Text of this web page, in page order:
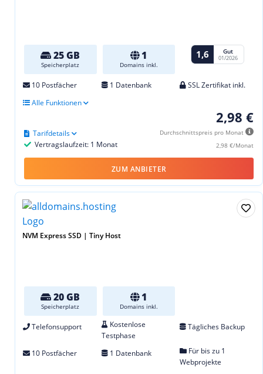
25 GB
Speicherplatz
1
Domains inkl.
1,6 Gut
01/2026
10 Postfächer 1 Datenbank
SSL Zertifikat inkl.
Alle Funktionen
2,98 €
Durchschnittspreis pro Monat
2,98 €/Monat
Vertragslaufzeit: 1 Monat
Tarifdetails
ZUM ANBIETER
NVM Express SSD | Tiny Host
20 GB
Speicherplatz
1
Domains inkl.
Telefonsupport
Kostenlose
Testphase
Tägliches Backup
10 Postfächer 1 Datenbank
Für bis zu 1
Webprojekte